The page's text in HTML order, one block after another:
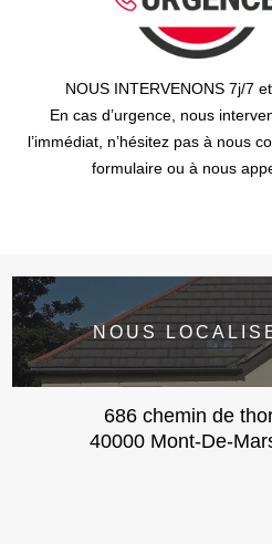
NOUS INTERVENONS 7j/7
En cas d’urgence, nous
l’immédiat, n’hésitez pas à nous
formulaire ou à nous
NOUS
686 chemin de
40000 Mont-De-